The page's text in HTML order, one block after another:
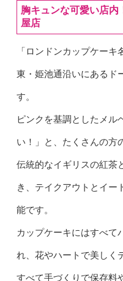
胸キュンな可愛い店内
屋店
「ロンドンカップケー
東・姫池通沿いにあるド
す。
ピンクを基調としたメル
い！」と、たくさんの方
伝統的なイギリスの紅茶
き、テイクアウトとイー
能です。
カップケーキにはすべて
れ、花やハートで美しく
すべて手づくりで保存料